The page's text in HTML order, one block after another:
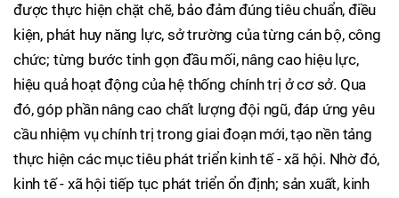
được thực hiện chặt chẽ, bảo đảm đúng tiêu chuẩn, điều
kiện, phát huy năng lực, sở trường của từng cán bộ, công
chức; từng bước tinh gọn đầu mối, nâng cao hiệu lực,
hiệu quả hoạt động của hệ thống chính trị ở cơ sở. Qua
đó, góp phần nâng cao chất lượng đội ngũ, đáp ứng yêu
cầu nhiệm vụ chính trị trong giai đoạn mới, tạo nền tảng
thực hiện các mục tiêu phát triển kinh tế - xã hội. Nhờ đó,
kinh tế - xã hội tiếp tục phát triển ổn định; sản xuất, kinh